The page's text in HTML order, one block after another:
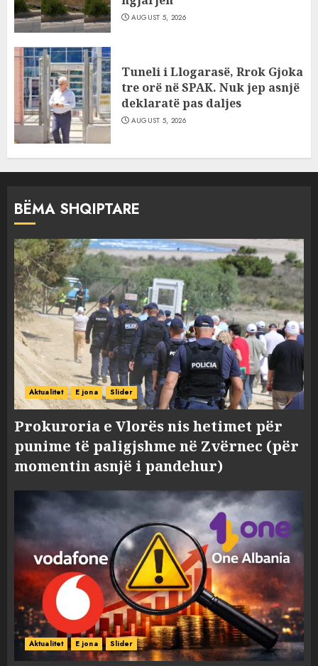
AUGUST 5, 2026
Tuneli i Llogarasë, Rrok Gjoka
tre orë në SPAK. Nuk jep asnjë
deklaratë pas daljes
AUGUST 5, 2026
BËMA SHQIPTARE
Aktualitet E jona Slider
Prokuroria e Vlorës nis hetimet për
punime të paligjshme në Zvërnec (për
momentin asnjë i pandehur)
Aktualitet E jona Slider